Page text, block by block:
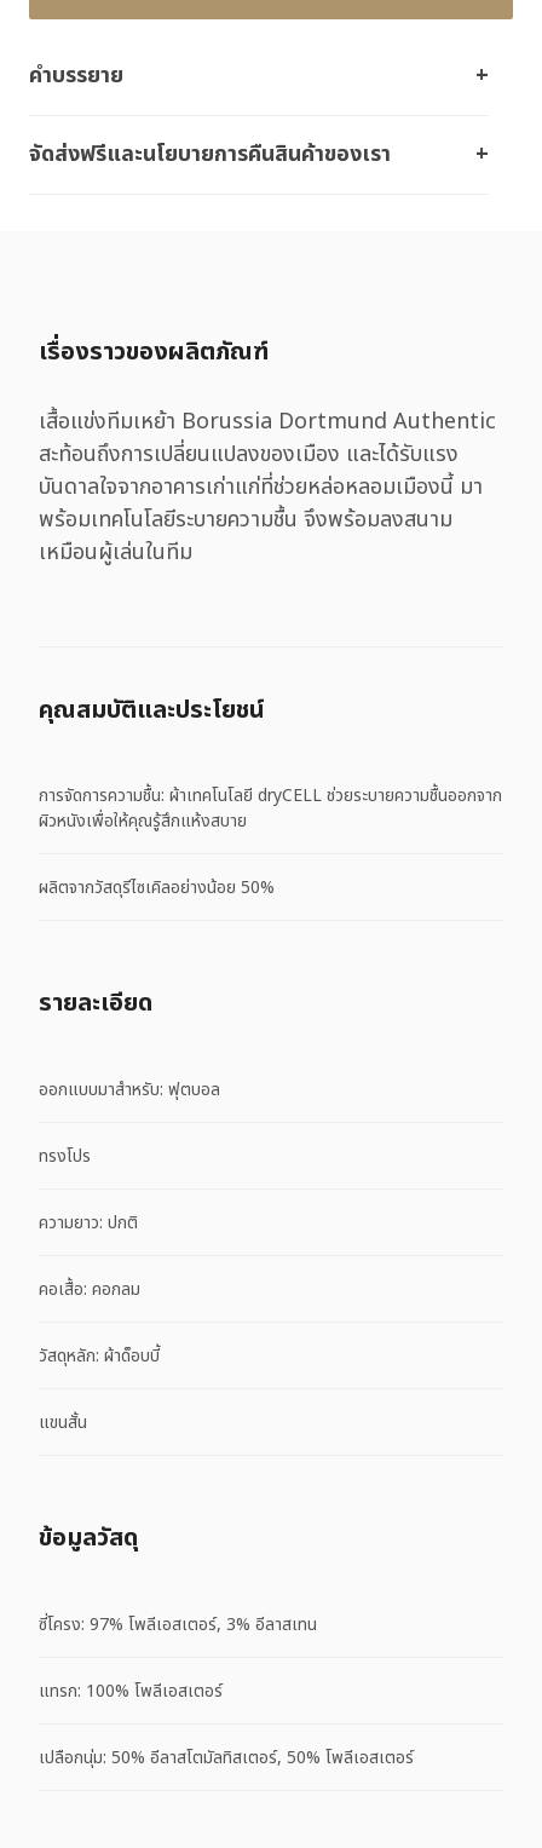
คำบรรยาย
จัดส่งฟรีและนโยบายการคืนสินค้าของเรา
เรื่องราวของผลิตภัณฑ์
เสื้อแข่งทีมเหย้า Borussia Dortmund Authentic
สะท้อนถึงการเปลี่ยนแปลงของเมือง และได้รับแรง
บันดาลใจจากอาคารเก่าแก่ที่ช่วยหล่อหลอมเมืองนี้ มา
พร้อมเทคโนโลยีระบายความชื้น จึงพร้อมลงสนาม
เหมือนผู้เล่นในทีม
คุณสมบัติและประโยชน์
การจัดการความชื้น: ผ้าเทคโนโลยี dryCELL ช่วยระบายความชื้นออกจาก
ผิวหนังเพื่อให้คุณรู้สึกแห้งสบาย
ผลิตจากวัสดุรีไซเคิลอย่างน้อย 50%
รายละเอียด
ออกแบบมาสำหรับ: ฟุตบอล
ทรงโปร
ความยาว: ปกติ
คอเสื้อ: คอกลม
วัสดุหลัก: ผ้าด็อบบี้
แขนสั้น
ข้อมูลวัสดุ
ซี่โครง: 97% โพลีเอสเตอร์, 3% อีลาสเทน
แทรก: 100% โพลีเอสเตอร์
เปลือกนุ่ม: 50% อีลาสโตมัลทิสเตอร์, 50% โพลีเอสเตอร์